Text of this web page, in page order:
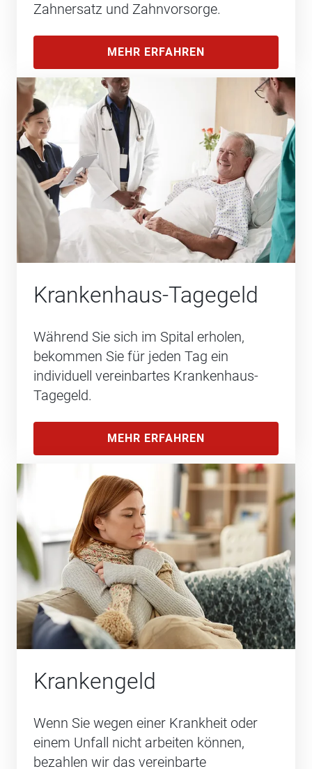
Zahnersatz und Zahnvorsorge.
MEHR ERFAHREN
Krankenhaus-Tagegeld
Während Sie sich im Spital erholen,
bekommen Sie für jeden Tag ein
individuell vereinbartes Krankenhaus-
Tagegeld.
MEHR ERFAHREN
Krankengeld
Wenn Sie wegen einer Krankheit oder
einem Unfall nicht arbeiten können,
bezahlen wir das vereinbarte